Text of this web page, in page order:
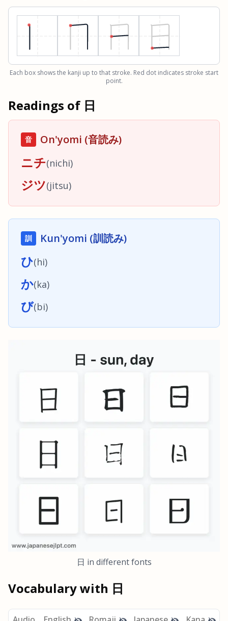
Each box shows the kanji up to that stroke. Red dot indicates stroke start
point.
Readings of 日
音 On'yomi (音読み)
ニチ(nichi)
ジツ(jitsu)
訓 Kun'yomi (訓読み)
ひ(hi)
か(ka)
び(bi)
日 in different fonts
Vocabulary with 日